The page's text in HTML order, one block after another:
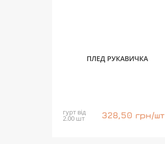
ПЛЕД РУКАВИЧКА
гурт від
2.00 шт 328,50 грн/шт